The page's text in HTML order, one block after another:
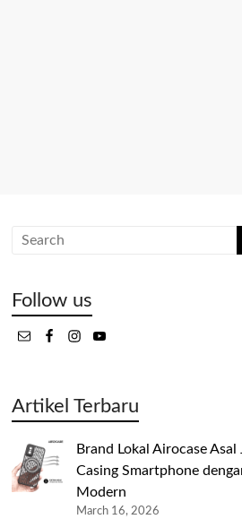
Follow us
Artikel Terbaru
Brand Lokal Airocase
Casing Smartphone
Modern
March 16, 2026